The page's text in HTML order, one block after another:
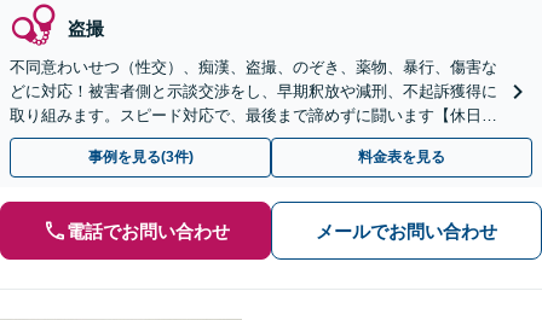
盗撮
不同意わいせつ（性交）、痴漢、盗撮、のぞき、薬物、暴行、傷害な
どに対応！被害者側と示談交渉をし、早期釈放や減刑、不起訴獲得に
取り組みます。スピード対応で、最後まで諦めずに闘います【休日・
夜間対応】【女学院前駅1分】【弁護士歴15年以上】
事例を見る(3件) 料金表を見る
電話でお問い合わせ メールでお問い合わせ